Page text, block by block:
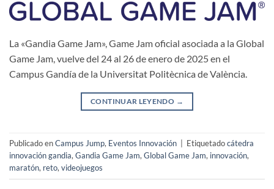
La «Gandia Game Jam», Game Jam oficial asociada a la Global
Game Jam, vuelve del 24 al 26 de enero de 2025 en el
Campus Gandía de la Universitat Politècnica de València.
CONTINUAR LEYENDO →
Publicado enCampus Jump, Eventos Innovación Etiquetadocátedra
innovación gandia,Gandia Game Jam,Global Game Jam, innovación,
maratón, reto,videojuegos